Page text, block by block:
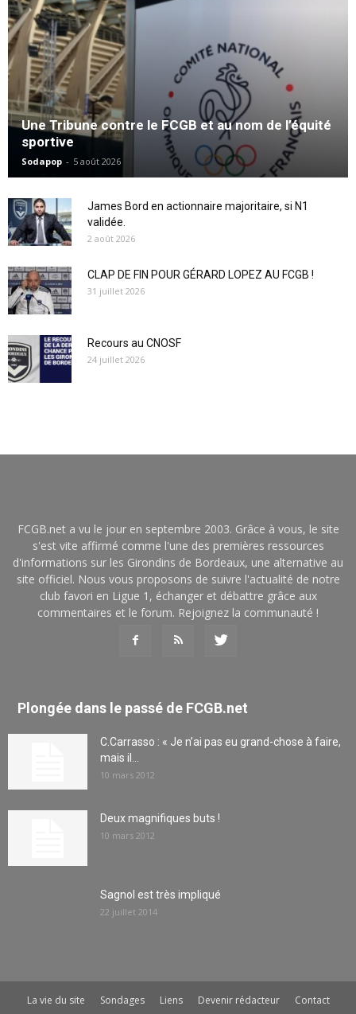
Une Tribune contre le FCGB et au nom de l’équité
sportive
Sodapop - 5 août 2026
James Bord en actionnaire majoritaire, si N1
validée.
2 août 2026
CLAP DE FIN POUR GÉRARD LOPEZ AU FCGB !
31 juillet 2026
Recours au CNOSF
24 juillet 2026
FCGB.net a vu le jour en septembre 2003. Grâce à vous, le site
s'est vite affirmé comme l'une des premières ressources
d'informations sur les Girondins de Bordeaux, une alternative au
site officiel. Nous vous proposons de suivre l'actualité de notre
club favori en Ligue 1, échanger et débattre grâce aux
commentaires et le forum. Rejoignez la communauté !
Plongée dans le passé de FCGB.net
C.Carrasso : « Je n’ai pas eu grand-chose à faire,
mais il...
10 mars 2012
Deux magnifiques buts !
10 mars 2012
Sagnol est très impliqué
22 juillet 2014
La vie du site Sondages Liens Devenir rédacteur Contact